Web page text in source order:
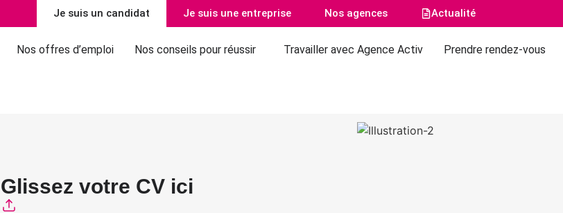
Je suis un candidat Je suis une entreprise Nos agences Actualité
Nos offres d’emploi Nos conseils pour réussir Travailler avec Agence Activ Prendre rendez-vous
Glissez votre CV ici